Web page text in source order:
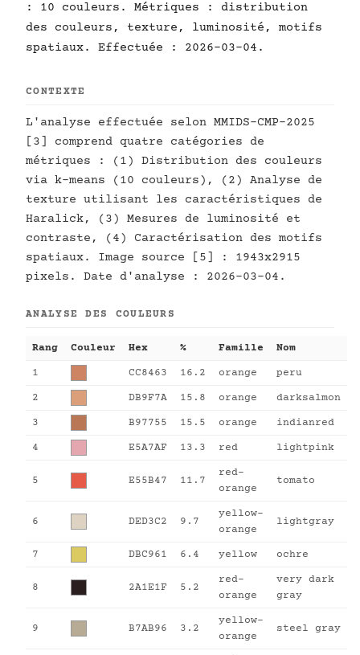
: 10 couleurs. Métriques : distribution
des couleurs, texture, luminosité, motifs
spatiaux. Effectuée : 2026-03-04.
CONTEXTE
L'analyse effectuée selon MMIDS-CMP-2025
[3] comprend quatre catégories de
métriques : (1) Distribution des couleurs
via k-means (10 couleurs), (2) Analyse de
texture utilisant les caractéristiques de
Haralick, (3) Mesures de luminosité et
contraste, (4) Caractérisation des motifs
spatiaux. Image source [5] : 1943x2915
pixels. Date d'analyse : 2026-03-04.
ANALYSE DES COULEURS
Rang Couleur Hex % Famille Nom
1 CC8463 16.2 orange peru
2 DB9F7A 15.8 orange darksalmon
3 B97755 15.5 orange indianred
4 E5A7AF 13.3 red lightpink
5 E55B47 11.7
red-
orange
tomato
6 DED3C2 9.7
yellow-
orange
lightgray
7 DBC961 6.4 yellow ochre
8 2A1E1F 5.2
red-
orange
very dark
gray
9 B7AB96 3.2
yellow-
orange
steel gray